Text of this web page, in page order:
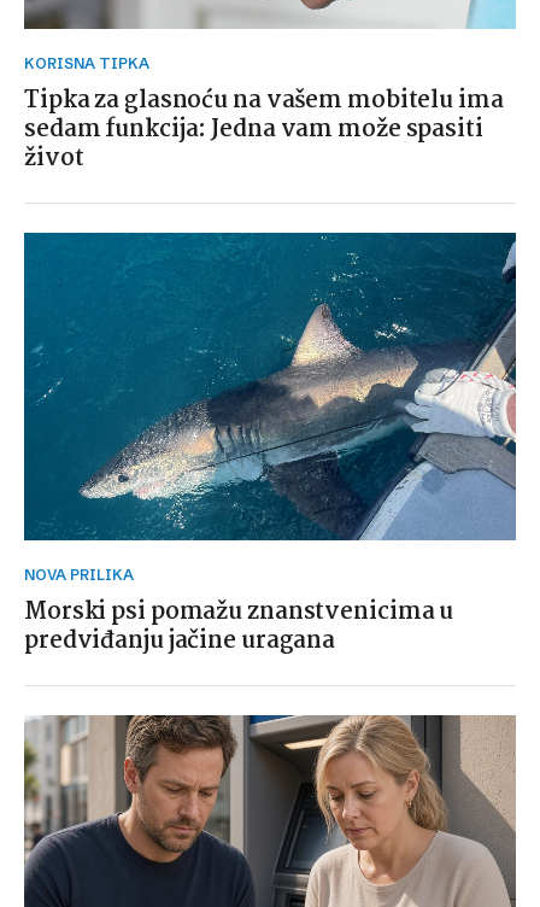
KORISNA TIPKA
Tipka za glasnoću na vašem mobitelu ima
sedam funkcija: Jedna vam može spasiti
život
NOVA PRILIKA
Morski psi pomažu znanstvenicima u
predviđanju jačine uragana